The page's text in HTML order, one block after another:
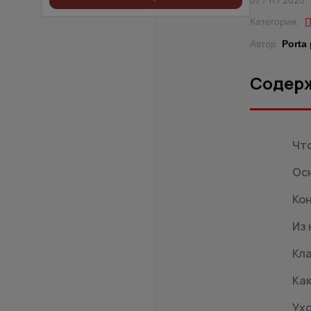
Категории:
Автор
Porta
Из